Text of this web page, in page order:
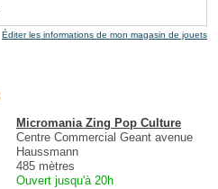
Éditer les informations de mon magasin de jouets
Micromania Zing Pop Culture
Centre Commercial Geant avenue
Haussmann
485 mètres
Ouvert jusqu'à 20h